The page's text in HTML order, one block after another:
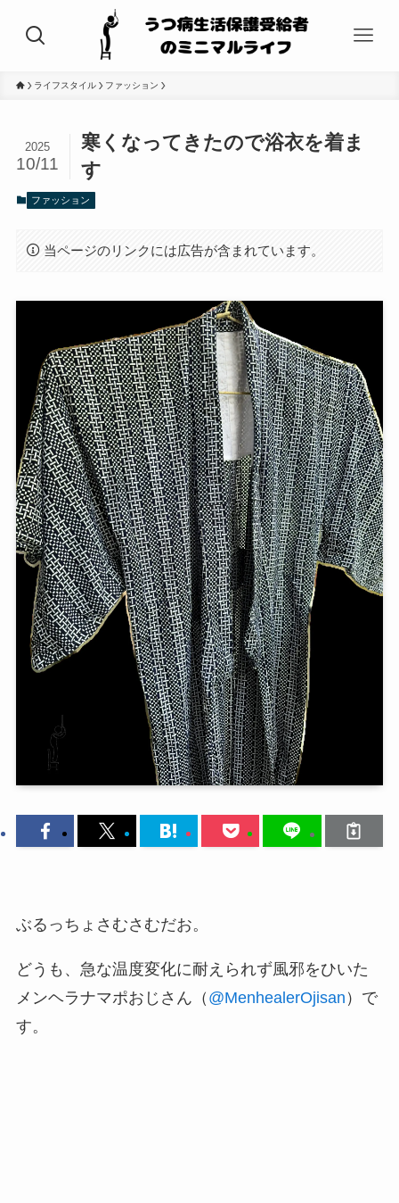
ライフスタイル ファッション
寒くなってきたので浴衣を着ま
す
2025
10/11
ファッション
当ページのリンクには広告が含まれています。
ぶるっちょさむさむだお。
どうも、急な温度変化に耐えられず風邪をひいた
メンヘラナマポおじさん（ @MenhealerOjisan ）で
す。